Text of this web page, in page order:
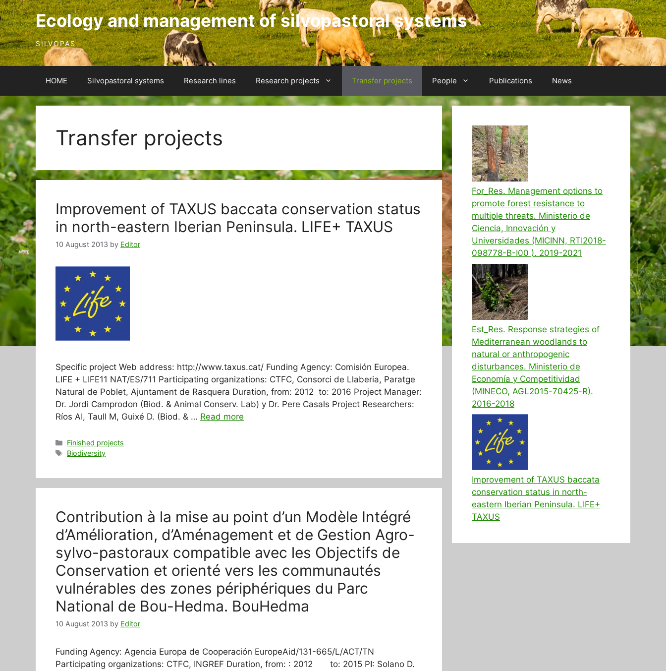
Skip
to
content Ecology and management of silvopastoral systems
SILVOPAS
HOME Silvopastoral systems Research lines Research projects Transfer projects People Publications News
Transfer projects
Improvement of TAXUS baccata conservation status
in north-eastern Iberian Peninsula. LIFE+ TAXUS
10 August 2013 by Editor
Specific project Web address: http://www.taxus.cat/ Funding Agency: Comisión Europea.
LIFE + LIFE11 NAT/ES/711 Participating organizations: CTFC, Consorci de Llaberia, Paratge
Natural de Poblet, Ajuntament de Rasquera Duration, from: 2012 to: 2016 Project Manager:
Dr. Jordi Camprodon (Biod. & Animal Conserv. Lab) y Dr. Pere Casals Project Researchers:
Ríos AI, Taull M, Guixé D. (Biod. & … Read more
Categories
Finished projects
Tags
Biodiversity
Contribution à la mise au point d’un Modèle Intégré
d’Amélioration, d’Aménagement et de Gestion Agro-
sylvo-pastoraux compatible avec les Objectifs de
Conservation et orienté vers les communautés
vulnérables des zones périphériques du Parc
National de Bou-Hedma. BouHedma
10 August 2013 by Editor
Funding Agency: Agencia Europa de Cooperación EuropeAid/131-665/L/ACT/TN
Participating organizations: CTFC, INGREF Duration, from: : 2012 to: 2015 PI: Solano D.
For_Res. Management options to
promote forest resistance to
multiple threats. Ministerio de
Ciencia, Innovación y
Universidades (MICINN, RTI2018-
098778-B-I00 ). 2019-2021
Est_Res. Response strategies of
Mediterranean woodlands to
natural or anthropogenic
disturbances. Ministerio de
Economía y Competitividad
(MINECO, AGL2015-70425-R).
2016-2018
Improvement of TAXUS baccata
conservation status in north-
eastern Iberian Peninsula. LIFE+
TAXUS